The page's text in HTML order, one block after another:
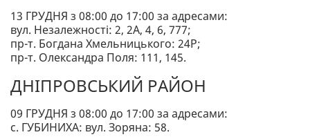
13 ГРУДНЯ з 08:00 до 17:00 за адресами:
вул. Незалежності: 2, 2А, 4, 6, 777;
пр-т. Богдана Хмельницького: 24Р;
пр-т. Олександра Поля: 111, 145.
ДНІПРОВСЬКИЙ РАЙОН
09 ГРУДНЯ з 08:00 до 17:00 за адресами:
с. ГУБИНИХА: вул. Зоряна: 58.